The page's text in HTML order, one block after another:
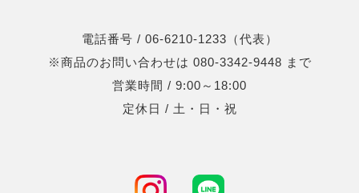
電話番号 / 06-6210-1233（代表）
※商品のお問い合わせは 080-3342-9448 まで
営業時間 / 9:00～18:00
定休日 / 土・日・祝